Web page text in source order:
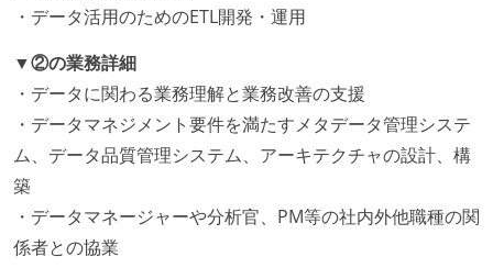
・データ活用のためのETL開発・運用
▼②の業務詳細
・データに関わる業務理解と業務改善の支援
・データマネジメント要件を満たすメタデータ管理システ
ム、データ品質管理システム、アーキテクチャの設計、構
築
・データマネージャーや分析官、PM等の社内外他職種の関
係者との協業